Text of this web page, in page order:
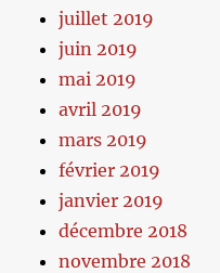
juillet 2019
juin 2019
mai 2019
avril 2019
mars 2019
février 2019
janvier 2019
décembre 2018
novembre 2018